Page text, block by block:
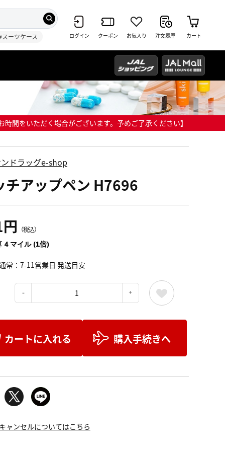
スーツケース ログイン クーポン お気入り 注文履歴 カート
間をいただく場合がございます。予めご了承ください】
ドラッグe-shop
チアップペン H7696
（税込）
4 マイル (1倍)
常：7-11営業日 発送目安
カートに入れる 購入手続きへ
ャンセルについてはこちら